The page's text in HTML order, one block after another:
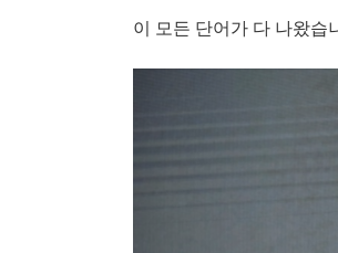
이 모든 단어가 다 나왔습